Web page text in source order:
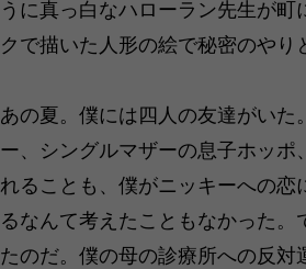
うに真っ白なハローラン先生が
クで描いた人形の絵で秘密のや
あの夏。僕には四人の友達がい
ー、シングルマザーの息子ホッポ
れることも、僕がニッキーへの
るなんて考えたこともなかった
たのだ。僕の母の診療所への反